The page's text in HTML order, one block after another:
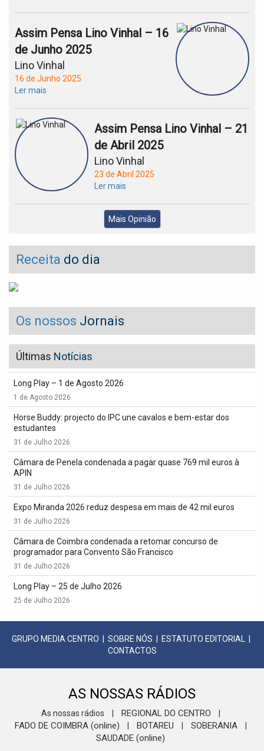
Assim Pensa Lino Vinhal – 16
de Junho 2025
Lino Vinhal
16 de Junho 2025
Ler mais
Assim Pensa Lino Vinhal – 21
de Abril 2025
Lino Vinhal
23 de Abril 2025
Ler mais
Mais Opinião
Receita do dia
Os nossos Jornais
Últimas Notícias
Long Play – 1 de Agosto 2026
1 de Agosto 2026
Horse Buddy: projecto do IPC une cavalos e bem-estar dos
estudantes
31 de Julho 2026
Câmara de Penela condenada a pagar quase 769 mil euros à
APIN
31 de Julho 2026
Expo Miranda 2026 reduz despesa em mais de 42 mil euros
31 de Julho 2026
Câmara de Coimbra condenada a retomar concurso de
programador para Convento São Francisco
31 de Julho 2026
Long Play – 25 de Julho 2026
25 de Julho 2026
GRUPO MEDIA CENTRO SOBRE NÓS ESTATUTO EDITORIAL
CONTACTOS
AS NOSSAS RÁDIOS
As nossas rádios REGIONAL DO CENTRO
FADO DE COIMBRA (online) BOTAREU SOBERANIA
SAUDADE (online)